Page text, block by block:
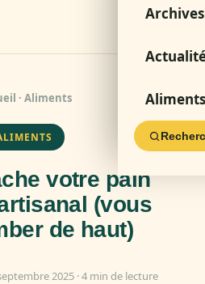
Archives
Aliments
· Aliments
votre pain
(vous
de haut)
2025 · 4 min de lecture